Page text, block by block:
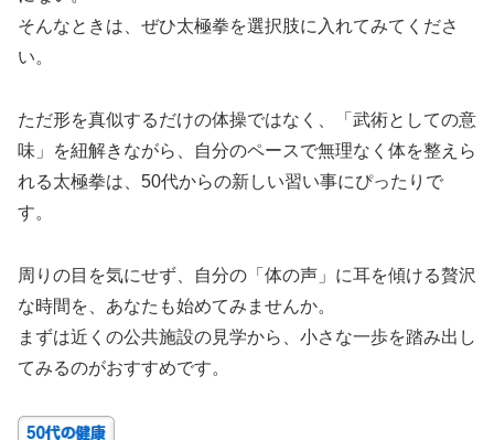
そんなときは、ぜひ太極拳を選択肢に入れてみてくださ
い。
ただ形を真似するだけの体操ではなく、「武術としての意
味」を紐解きながら、自分のペースで無理なく体を整えら
れる太極拳は、50代からの新しい習い事にぴったりで
す。
周りの目を気にせず、自分の「体の声」に耳を傾ける贅沢
な時間を、あなたも始めてみませんか。
まずは近くの公共施設の見学から、小さな一歩を踏み出し
てみるのがおすすめです。